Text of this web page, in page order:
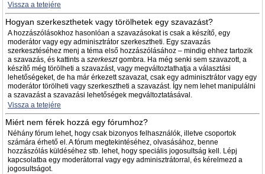
Vissza a tetejére
Hogyan szerkeszthetek vagy törölhetek egy szavazást?
A hozzászólásokhoz hasonlóan a szavazásokat is csak a készítő, egy
moderátor vagy egy adminisztrátor szerkesztheti. Egy szavazás
szerkesztéséhez menj a téma első hozzászólásához – mindig ehhez tartozik
a szavazás, és kattints a szerkesztgombra. Ha még senki sem szavazott, a
készítő még törölheti a szavazást, vagy megváltoztathatja a választási
lehetőségeket, de ha már érkezett szavazat, csak egy adminisztrátor vagy egy
moderátor törölheti vagy szerkesztheti a szavazást. Így nem lehet manipulálni
a szavazást a szavazási lehetőségek megváltoztatásával.
Vissza a tetejére
Miért nem férek hozzá egy fórumhoz?
Néhány fórum lehet, hogy csak bizonyos felhasználók, illetve csoportok
számára érhető el. A fórum megtekintéséhez, olvasásához, benne
hozzászólás küldéséhez stb. lehet, hogy speciális jogosultság kell. Lépj
kapcsolatba egy moderátorral vagy egy adminisztrátorral, és kérelmezd a
jogosultságot.